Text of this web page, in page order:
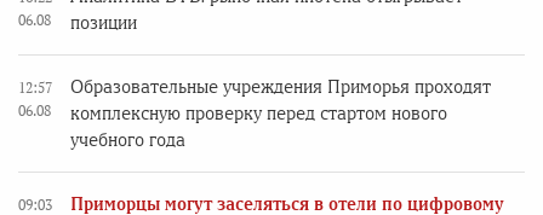
06.08
позиции
12:57
06.08
Образовательные учреждения Приморья проходят
комплексную проверку перед стартом нового
учебного года
09:03
Приморцы могут заселяться в отели по цифровому